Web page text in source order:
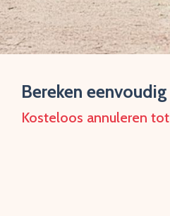
Bereken
Kosteloos annuleren